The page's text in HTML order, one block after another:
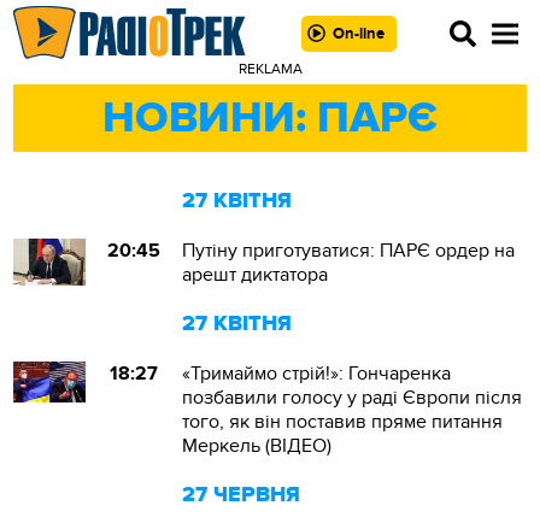
On-line
REKLAMA
НОВИНИ: ПАРЄ
27 КВІТНЯ
20:45
Путіну приготуватися: ПАРЄ ордер на
арешт диктатора
27 КВІТНЯ
18:27
«Тримаймо стрій!»: Гончаренка
позбавили голосу у раді Європи після
того, як він поставив пряме питання
Меркель (ВІДЕО)
27 ЧЕРВНЯ